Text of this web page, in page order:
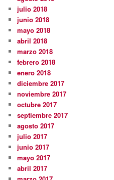
julio 2018
junio 2018
mayo 2018
abril 2018
marzo 2018
febrero 2018
enero 2018
diciembre 2017
noviembre 2017
octubre 2017
septiembre 2017
agosto 2017
julio 2017
junio 2017
mayo 2017
abril 2017